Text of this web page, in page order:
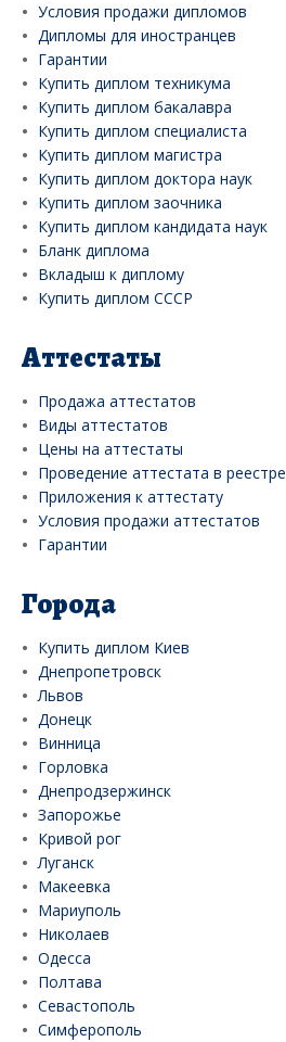
Условия продажи дипломов
Дипломы для иностранцев
Гарантии
Купить диплом техникума
Купить диплом бакалавра
Купить диплом специалиста
Купить диплом магистра
Купить диплом доктора наук
Купить диплом заочника
Купить диплом кандидата наук
Бланк диплома
Вкладыш к диплому
Купить диплом СССР
Аттестаты
Продажа аттестатов
Виды аттестатов
Цены на аттестаты
Проведение аттестата в реестре
Приложения к аттестату
Условия продажи аттестатов
Гарантии
Города
Купить диплом Киев
Днепропетровск
Львов
Донецк
Винница
Горловка
Днепродзержинск
Запорожье
Кривой рог
Луганск
Макеевка
Мариуполь
Николаев
Одесса
Полтава
Севастополь
Симферополь